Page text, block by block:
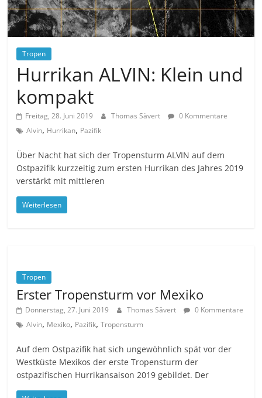
Tropen
Hurrikan ALVIN: Klein und
kompakt
Freitag, 28. Juni 2019 Thomas Sävert
0 Kommentare
Alvin, Hurrikan, Pazifik
Über Nacht hat sich der Tropensturm ALVIN auf dem
Ostpazifik kurzzeitig zum ersten Hurrikan des Jahres 2019
verstärkt mit mittleren
Weiterlesen
Tropen
Erster Tropensturm vor Mexiko
Donnerstag, 27. Juni 2019 Thomas Sävert
0 Kommentare
Alvin, Mexiko, Pazifik,Tropensturm
Auf dem Ostpazifik hat sich ungewöhnlich spät vor der
Westküste Mexikos der erste Tropensturm der
ostpazifischen Hurrikansaison 2019 gebildet. Der